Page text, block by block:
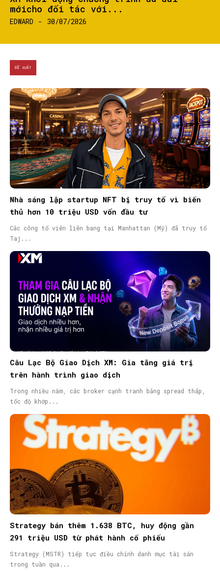
mớicho đối tác với...
EDWARD - 30/07/2026
ĐỀ XUẤT
Nhà sáng lập startup NFT bị truy tố vì biển
thủ hơn 10 triệu USD vốn đầu tư
Các công tố viên liên bang tại Manhattan (Mỹ) đã truy tố
Taj...
Câu Lạc Bộ Giao Dịch XM: Gia tăng giá trị
trên hành trình giao dịch
Trong nhiều năm, các broker cạnh tranh bằng spread thấp,
tốc độ khớp...
Strategy bán thêm 1.638 BTC, huy động gần
291 triệu USD từ phát hành cổ phiếu
Strategy (MSTR) tiếp tục điều chỉnh danh mục tài sản
trong tuần qua...